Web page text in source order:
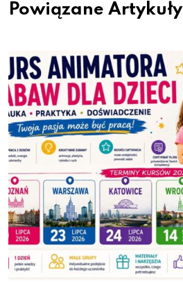
Powiązane Artykuły